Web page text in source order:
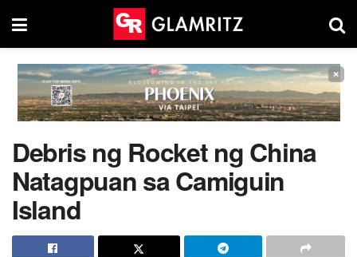
×
Debris ng Rocket ng China
Natagpuan sa Camiguin
Island